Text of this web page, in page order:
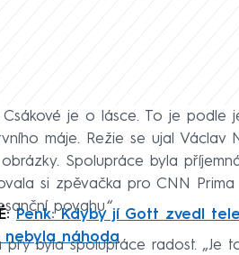
je o lásce. To je podle
máje. Režie se ujal Václav
Spolupráce byla
si zpěvačka pro CNN
povahu.“
Penk: Kdyby jí Gott zvedl
nebyla náhoda
byla spolupráce radost. „Je